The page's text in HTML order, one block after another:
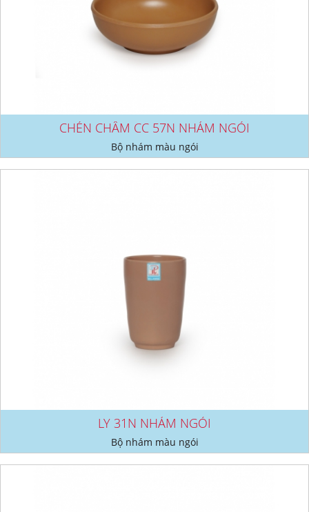
CHÉN CHÂM CC 57N NHÁM NGÓI
Bộ nhám màu ngói
LY 31N NHÁM NGÓI
Bộ nhám màu ngói